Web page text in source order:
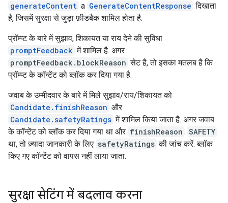
generateContent a GenerateContentResponse दिखाता
है, जिसमें सुरक्षा से जुड़ा फ़ीडबैक शामिल होता है.
प्रॉम्प्ट के बारे में सुझाव, शिकायत या राय देने की सुविधा
promptFeedback में शामिल है. अगर
promptFeedback.blockReason सेट है, तो इसका मतलब है कि
प्रॉम्प्ट के कॉन्टेंट को ब्लॉक कर दिया गया है.
जवाब के उम्मीदवार के बारे में मिले सुझाव/राय/शिकायत को
Candidate.finishReason और
Candidate.safetyRatings में शामिल किया जाता है. अगर जवाब
के कॉन्टेंट को ब्लॉक कर दिया गया था और finishReason
SAFETY
था, तो ज़्यादा जानकारी के लिए safetyRatings की जांच करें. ब्लॉक
किए गए कॉन्टेंट को वापस नहीं लाया जाता.
सुरक्षा सेटिंग में बदलाव करना